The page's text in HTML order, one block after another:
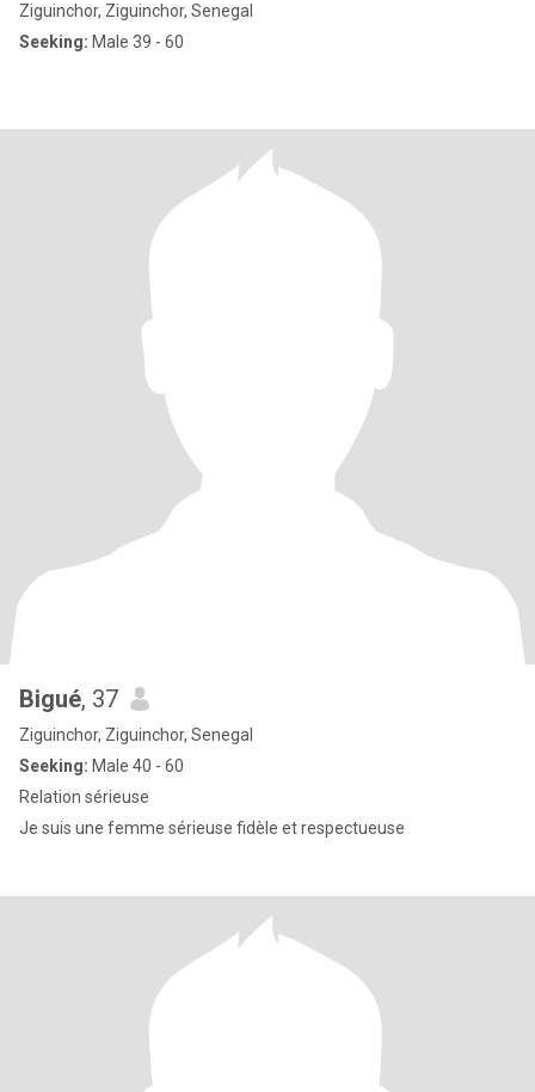
Ziguinchor, Ziguinchor, Senegal
Seeking: Male 39 - 60
Bigué, 37
Ziguinchor, Ziguinchor, Senegal
Seeking: Male 40 - 60
Relation sérieuse
Je suis une femme sérieuse fidèle et respectueuse